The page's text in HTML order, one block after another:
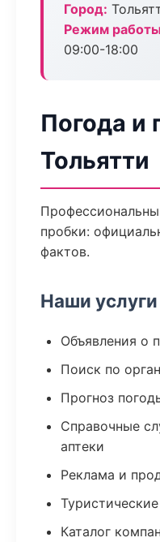
Город:
Режим
09:00-18:00
Погода и
Тольятти
пробки:
фактов.
Наши услуги
Объявления о
Поиск по
Прогноз
Справочные
аптеки
Реклама и
Каталог